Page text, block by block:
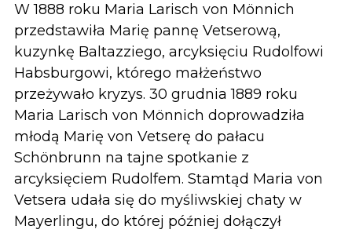
W 1888 roku Maria Larisch von Mönnich
przedstawiła Marię pannę Vetserową,
kuzynkę Baltazziego, arcyksięciu Rudolfowi
Habsburgowi, którego małżeństwo
przeżywało kryzys. 30 grudnia 1889 roku
Maria Larisch von Mönnich doprowadziła
młodą Marię von Vetserę do pałacu
Schönbrunn na tajne spotkanie z
arcyksięciem Rudolfem. Stamtąd Maria von
Vetsera udała się do myśliwskiej chaty w
Mayerlingu, do której później dołączył